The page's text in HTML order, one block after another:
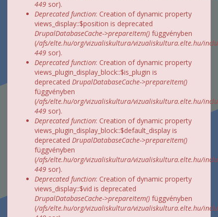
449 sor).
Deprecated function: Creation of dynamic property
views_display::$position is deprecated
DrupalDatabaseCache->prepareItem() függvényben
(/afs/elte.hu/org/vizualiskultura/vizualiskultura.elte.hu/
449 sor).
Deprecated function: Creation of dynamic property
views_plugin_display_block::$is_plugin is
deprecated DrupalDatabaseCache->prepareItem()
függvényben
(/afs/elte.hu/org/vizualiskultura/vizualiskultura.elte.hu/
449 sor).
Deprecated function: Creation of dynamic property
views_plugin_display_block::$default_display is
deprecated DrupalDatabaseCache->prepareItem()
függvényben
(/afs/elte.hu/org/vizualiskultura/vizualiskultura.elte.hu/
449 sor).
Deprecated function: Creation of dynamic property
views_display::$vid is deprecated
DrupalDatabaseCache->prepareItem() függvényben
(/afs/elte.hu/org/vizualiskultura/vizualiskultura.elte.hu/